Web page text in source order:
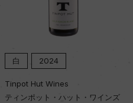
ト・ワインズ
Tinpot Hut Wines
ティンポット・ハ